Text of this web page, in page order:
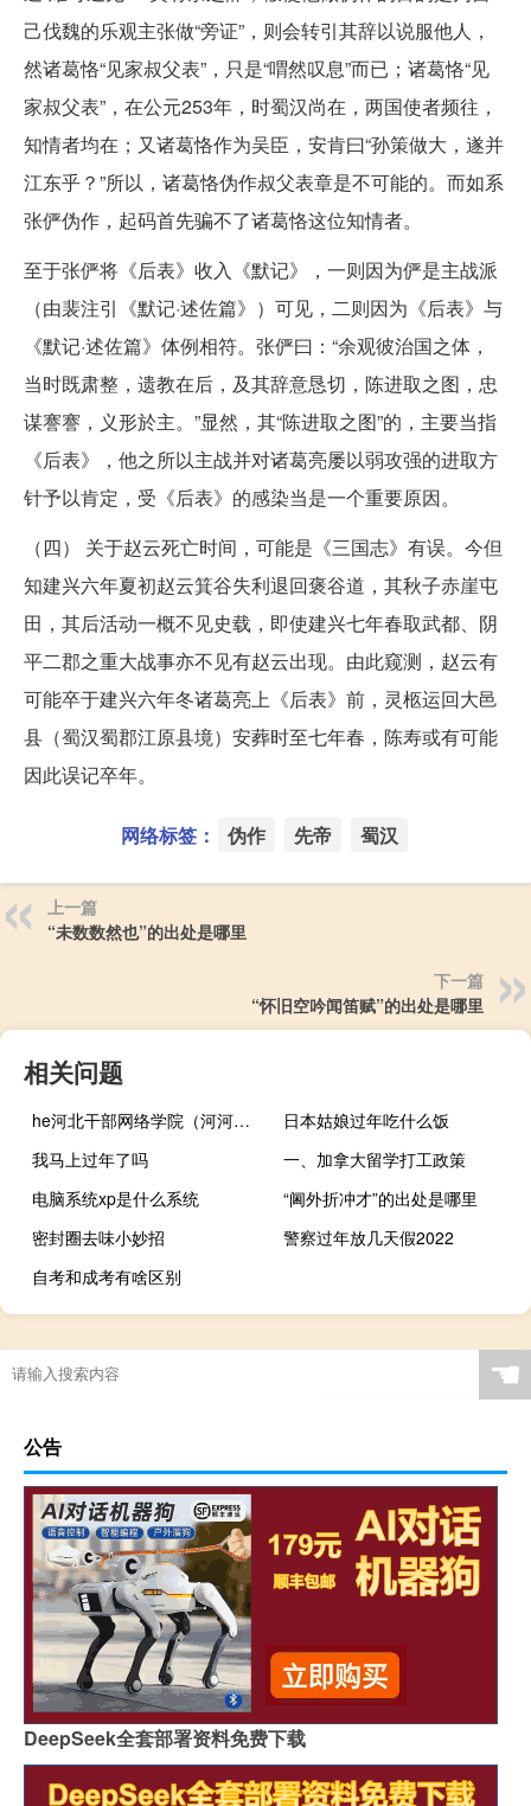
己伐魏的乐观主张做“旁证”，则会转引其辞以说服他人，
然诸葛恪“见家叔父表”，只是“喟然叹息”而已；诸葛恪“见
家叔父表”，在公元253年，时蜀汉尚在，两国使者频往，
知情者均在；又诸葛恪作为吴臣，安肯曰“孙策做大，遂并
江东乎？”所以，诸葛恪伪作叔父表章是不可能的。而如系
张俨伪作，起码首先骗不了诸葛恪这位知情者。
至于张俨将《后表》收入《默记》，一则因为俨是主战派
（由裴注引《默记·述佐篇》）可见，二则因为《后表》与
《默记·述佐篇》体例相符。张俨曰：“余观彼治国之体，
当时既肃整，遗教在后，及其辞意恳切，陈进取之图，忠
谋謇謇，义形於主。”显然，其“陈进取之图”的，主要当指
《后表》，他之所以主战并对诸葛亮屡以弱攻强的进取方
针予以肯定，受《后表》的感染当是一个重要原因。
（四） 关于赵云死亡时间，可能是《三国志》有误。今但
知建兴六年夏初赵云箕谷失利退回褒谷道，其秋子赤崖屯
田，其后活动一概不见史载，即使建兴七年春取武都、阴
平二郡之重大战事亦不见有赵云出现。由此窥测，赵云有
可能卒于建兴六年冬诸葛亮上《后表》前，灵柩运回大邑
县（蜀汉蜀郡江原县境）安葬时至七年春，陈寿或有可能
因此误记卒年。
网络标签： 伪作 先帝 蜀汉
上一篇
“未数数然也”的出处是哪里
下一篇
“怀旧空吟闻笛赋”的出处是哪里
相关问题
he河北干部网络学院（河河北干部网络学院）
日本姑娘过年吃什么饭
我马上过年了吗
一、加拿大留学打工政策
电脑系统xp是什么系统
“阃外折冲才”的出处是哪里
密封圈去味小妙招
警察过年放几天假2022
自考和成考有啥区别
☚
公告
DeepSeek全套部署资料免费下载